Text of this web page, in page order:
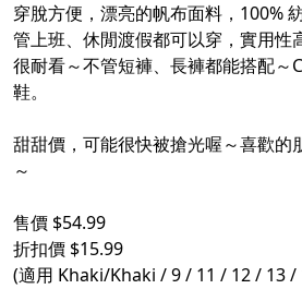
穿脫方便，漂亮的帆布面料，100%
管上班、休閒渡假都可以穿，實用性
很耐看～不管短褲、長褲都能搭配～
鞋。
甜甜價，可能很快被搶光喔～喜歡的
～
售價 $54.99
折扣價 $15.99
(適用 Khaki/Khaki / 9 / 11 / 12 / 13 /